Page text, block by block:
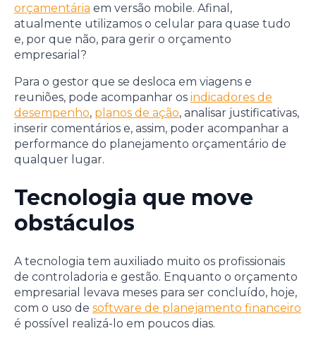
orçamentária em versão mobile. Afinal,
atualmente utilizamos o celular para quase tudo
e, por que não, para gerir o orçamento
empresarial?
Para o gestor que se desloca em viagens e
reuniões, pode acompanhar os indicadores de
desempenho, planos de ação, analisar justificativas,
inserir comentários e, assim, poder acompanhar a
performance do planejamento orçamentário de
qualquer lugar.
Tecnologia que move
obstáculos
A tecnologia tem auxiliado muito os profissionais
de controladoria e gestão. Enquanto o orçamento
empresarial levava meses para ser concluído, hoje,
com o uso de software de planejamento financeiro
é possível realizá-lo em poucos dias.